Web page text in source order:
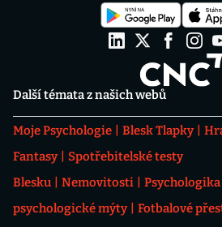
Další témata z našich webů
Moje Psychologie Blesk Tlapky
Fantasy
Spotřebitelské testy
Blesku
Nemovitosti
psychologické mýty
Fotbalové